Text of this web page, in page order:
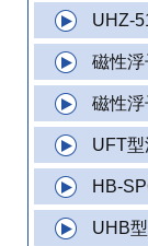
UHZ-
磁性
磁性
UFT
HB-
UHB